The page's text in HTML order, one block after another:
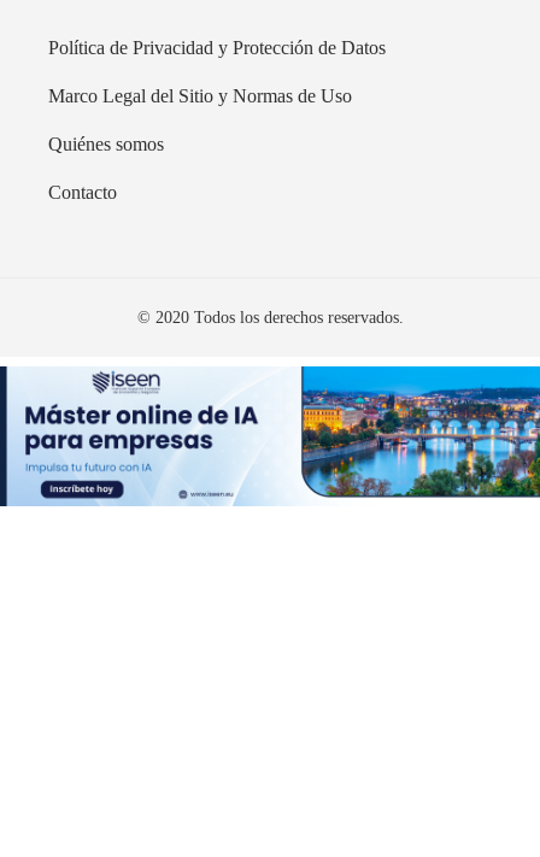
Política de Privacidad y Protección de Datos
Marco Legal del Sitio y Normas de Uso
Quiénes somos
Contacto
© 2020 Todos los derechos reservados.